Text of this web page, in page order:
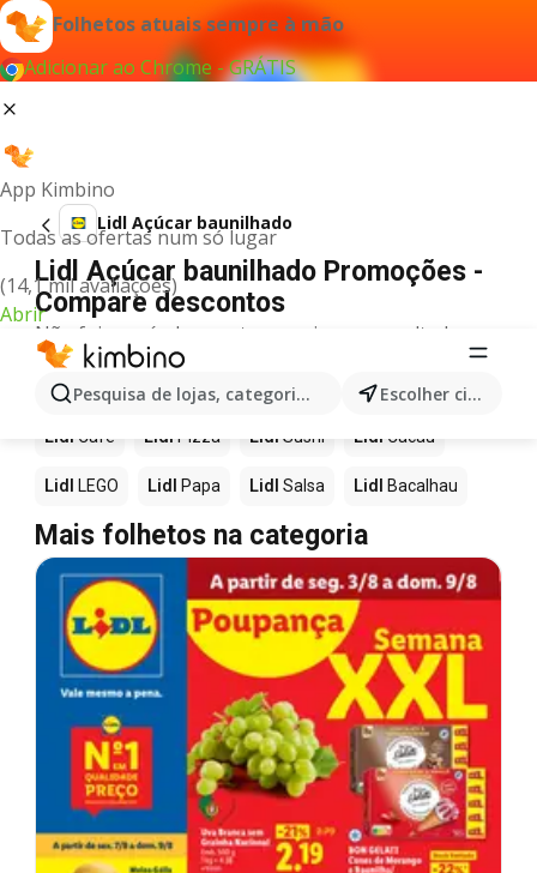
Folhetos atuais sempre à mão
Adicionar ao Chrome - GRÁTIS
App Kimbino
Todas as ofertas num só lugar
(14,1 mil avaliações)
Abrir
Pesquisa de lojas, categorias,produtos... Escolher cidade
Lidl Açúcar baunilhado
Lidl Açúcar baunilhado Promoções -
Compare descontos
Não foi possível encontrar quaisquer resultados
para este termo.
Mais produtos em Lidl
Lidl Café Lidl Pizza Lidl Sushi Lidl Cacau
Lidl LEGO Lidl Papa Lidl Salsa Lidl Bacalhau
Mais folhetos na categoria